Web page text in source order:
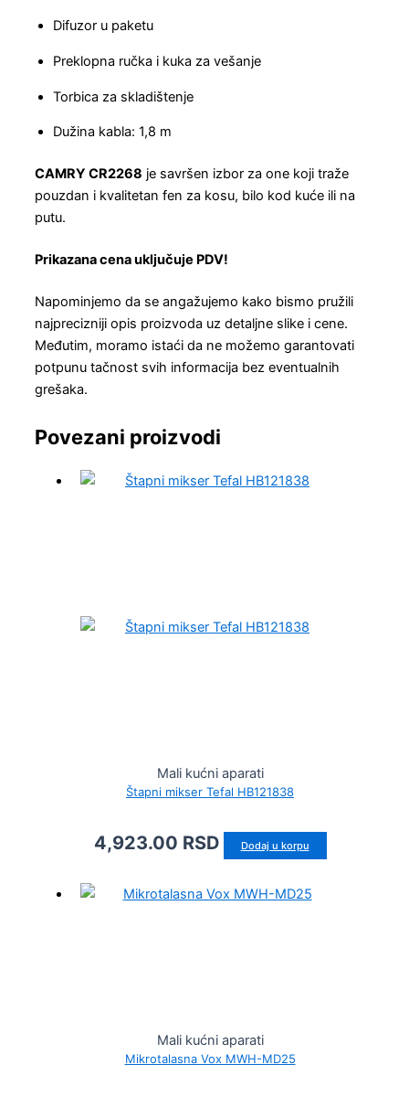
Difuzor u paketu
Preklopna ručka i kuka za vešanje
Torbica za skladištenje
Dužina kabla: 1,8 m
CAMRY CR2268 je savršen izbor za one koji traže
pouzdan i kvalitetan fen za kosu, bilo kod kuće ili na
putu.
Prikazana cena uključuje PDV!
Napominjemo da se angažujemo kako bismo pružili
najprecizniji opis proizvoda uz detaljne slike i cene.
Međutim, moramo istaći da ne možemo garantovati
potpunu tačnost svih informacija bez eventualnih
grešaka.
Povezani proizvodi
Mali kućni aparati
Štapni mikser Tefal HB121838
4,923.00 RSD Dodaj u korpu
Mali kućni aparati
Mikrotalasna Vox MWH-MD25